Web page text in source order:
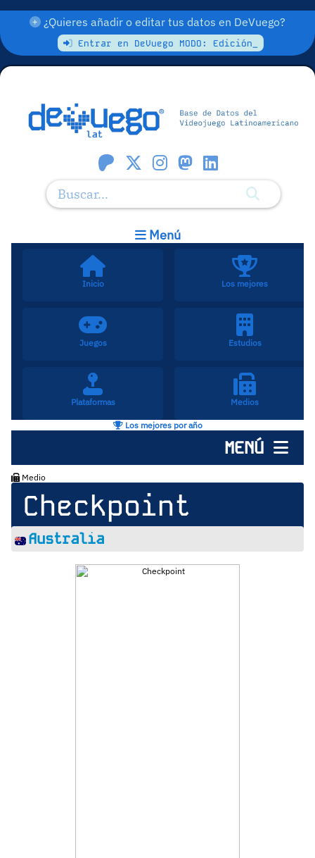
¿Quieres añadir o editar tus datos en DeVuego?
Entrar en DeVuego MODO: Edición_
Menú
Inicio Los mejores
Juegos Estudios
Plataformas Medios
Los mejores por año
MENÚ
Medio
Checkpoint
Australia